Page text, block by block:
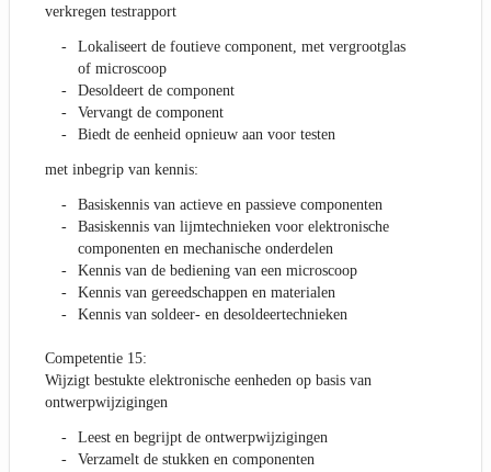
verkregen testrapport
Lokaliseert de foutieve component, met vergrootglas
of microscoop
Desoldeert de component
Vervangt de component
Biedt de eenheid opnieuw aan voor testen
met inbegrip van kennis:
Basiskennis van actieve en passieve componenten
Basiskennis van lijmtechnieken voor elektronische
componenten en mechanische onderdelen
Kennis van de bediening van een microscoop
Kennis van gereedschappen en materialen
Kennis van soldeer- en desoldeertechnieken
Competentie 15:
Wijzigt bestukte elektronische eenheden op basis van
ontwerpwijzigingen
Leest en begrijpt de ontwerpwijzigingen
Verzamelt de stukken en componenten